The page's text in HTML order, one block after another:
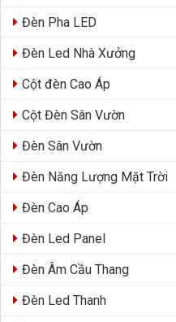
Đèn Pha LED
Đèn Led Nhà Xưởng
Cột đèn Cao Áp
Cột Đèn Sân Vườn
Đèn Sân Vườn
Đèn Năng Lượng Mặt Trời
Đèn Cao Áp
Đèn Led Panel
Đèn Âm Cầu Thang
Đèn Led Thanh